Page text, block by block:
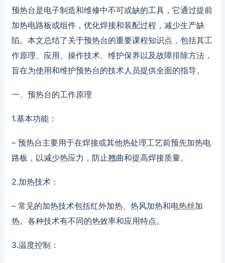
预热台是电子制造和维修中不可或缺的工具，它通过提前
加热电路板或组件，优化焊接和装配过程，减少生产缺
陷。本文总结了关于预热台的重要课程知识点，包括其工
作原理、应用、操作技术、维护保养以及故障排除方法，
旨在为使用和维护预热台的技术人员提供全面的指导。
一、预热台的工作原理
1.基本功能：
– 预热台主要用于在焊接或其他热处理工艺前预先加热电
路板，以减少热应力，防止翘曲和提高焊接质量。
2.加热技术：
– 常见的加热技术包括红外加热、热风加热和电热丝加
热。各种技术有不同的热效率和应用特点。
3.温度控制：